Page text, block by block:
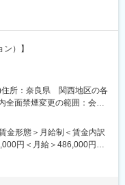
申込みまで一連の流れを
務に慣れていただきます。
早く実務が身につきま
いるため 当社にノルマは
ある環境です。
）】
、地銀を管掌しているシス
担当領域とし、システム
すると共に、ITシステム化
ルティング事業や、先進的
住所：奈良県 関西地区の各
全面禁煙変更の範囲：会社
金形態＞月給制＜賃金内訳
円＜月給＞486,000円～